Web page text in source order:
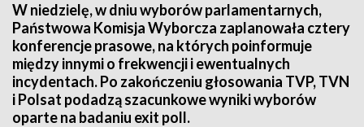
W niedzielę, w dniu wyborów parlamentarnych,
Państwowa Komisja Wyborcza zaplanowała cztery
konferencje prasowe, na których poinformuje
między innymi o frekwencji i ewentualnych
incydentach. Po zakończeniu głosowania TVP, TVN
i Polsat podadzą szacunkowe wyniki wyborów
oparte na badaniu exit poll.